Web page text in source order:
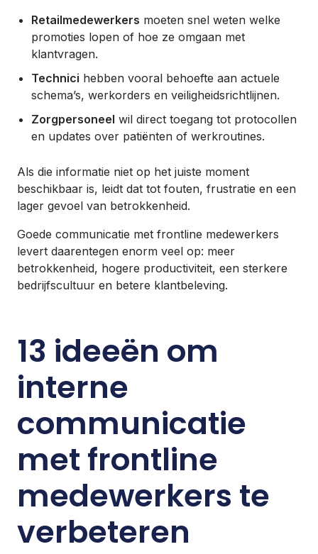
Retailmedewerkers moeten snel weten welke
promoties lopen of hoe ze omgaan met
klantvragen.
Technici hebben vooral behoefte aan actuele
schema’s, werkorders en veiligheidsrichtlijnen.
Zorgpersoneel wil direct toegang tot protocollen
en updates over patiënten of werkroutines.
Als die informatie niet op het juiste moment
beschikbaar is, leidt dat tot fouten, frustratie en een
lager gevoel van betrokkenheid.
Goede communicatie met frontline medewerkers
levert daarentegen enorm veel op: meer
betrokkenheid, hogere productiviteit, een sterkere
bedrijfscultuur en betere klantbeleving.
13 ideeën om
interne
communicatie
met frontline
medewerkers te
verbeteren